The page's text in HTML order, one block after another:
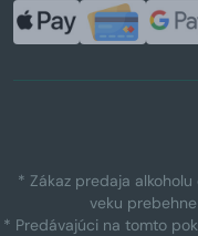
* Zákaz predaja alkoholu
veku
* Predávajúci na tomto